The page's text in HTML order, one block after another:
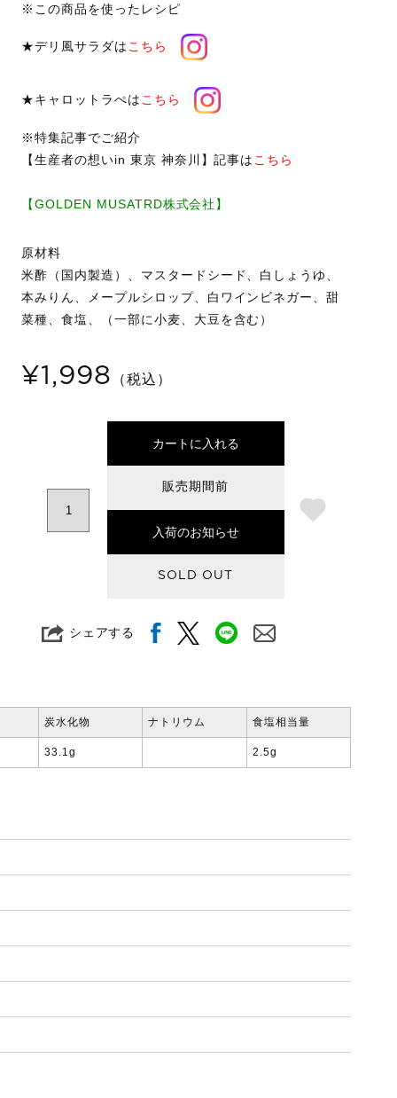
※この商品を使ったレシピ
★デリ風サラダは こちら
★キャロットラぺは こちら
※特集記事でご紹介
【生産者の想いin 東京 神奈川】記事は こちら
【GOLDEN MUSATRD株式会社】
原材料
米酢（国内製造）、マスタードシード、白しょうゆ、
本みりん、メープルシロップ、白ワインビネガー、甜
菜種、食塩、（一部に小麦、大豆を含む）
¥1,998 （税込）
カートに入れる
販売期間前
入荷のお知らせ
SOLD OUT
シェアする
炭水化物
33.1g
ナトリウム 食塩相当量
2.5g